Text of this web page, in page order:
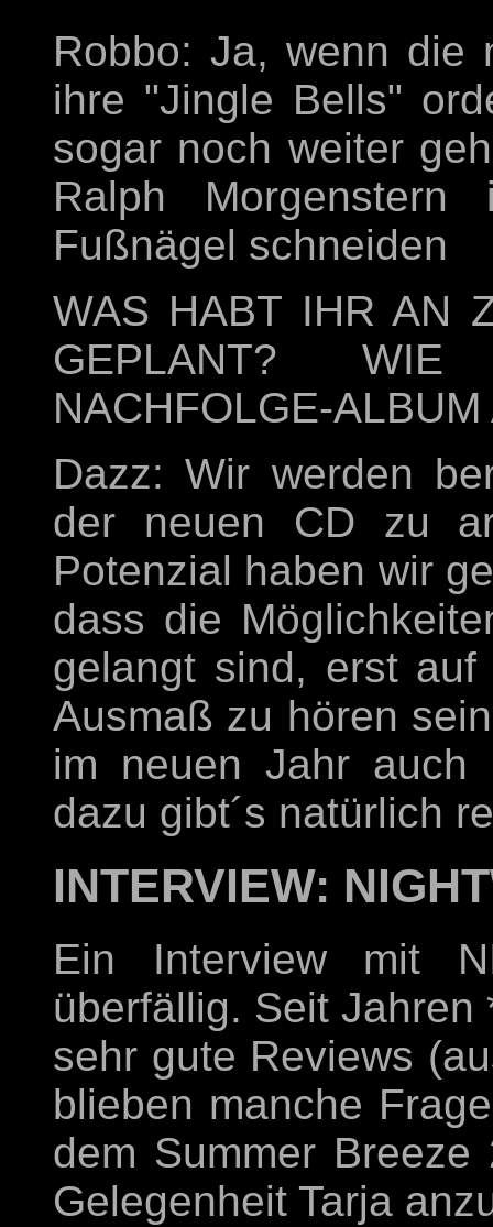
Robbo: Ja, wenn die
ihre "Jingle Bells"
sogar noch weiter
Ralph
Fußnägel schneiden
WAS HABT IHR AN
GEPLANT?
NACHFOLGE-ALBUM
Dazz: Wir werden
der neuen CD zu
Potenzial haben wir
dass die
gelangt sind, erst
Ausmaß zu hören
im neuen Jahr auch
dazu gibt´s natürlich
INTERVIEW:
Ein Interview mit
überfällig. Seit
sehr gute Reviews
blieben manche
dem Summer
Gelegenheit Tarja